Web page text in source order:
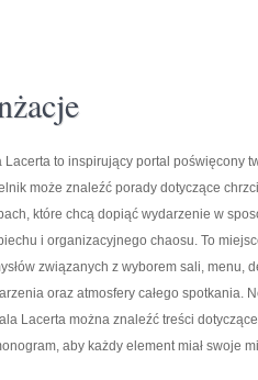
Lacerta to inspirujący portal poświęcony
może znaleźć porady dotyczące
które chcą dopiąć wydarzenie w
i organizacyjnego chaosu. To
związanych z wyborem sali, menu,
oraz atmosfery całego spotkania.
Lacerta można znaleźć treści
aby każdy element miał swoje